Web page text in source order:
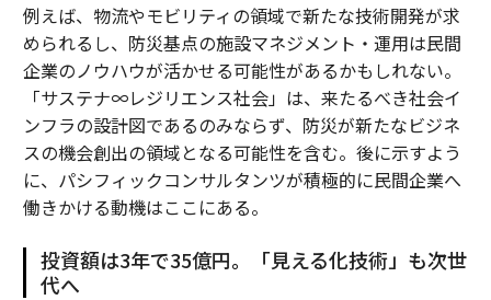
例えば、物流やモビリティの領域で新たな技術開発が求
められるし、防災基点の施設マネジメント・運用は民間
企業のノウハウが活かせる可能性があるかもしれない。
「サステナ∞レジリエンス社会」は、来たるべき社会イ
ンフラの設計図であるのみならず、防災が新たなビジネ
スの機会創出の領域となる可能性を含む。後に示すよう
に、パシフィックコンサルタンツが積極的に民間企業へ
働きかける動機はここにある。
投資額は3年で35億円。「見える化技術」も次世
代へ